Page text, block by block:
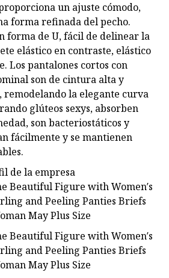
un ajuste cómodo,
forma refinada del pecho.
forma de U, fácil de delinear la
elástico en contraste, elástico
Los pantalones cortos con
son de cintura alta y
remodelando la elegante curva
glúteos sexys, absorben
son bacteriostáticos y
fácilmente y se mantienen
de la empresa